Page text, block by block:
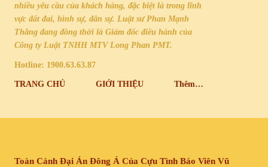
nhiều yêu cầu của khách hàng, đặc biệt là trong lĩnh
vực đất đai, hình sự, dân sự. Luật sư Phan Mạnh
Thăng đang đồng thời là Giám đốc điều hành của
Công ty Luật TNHH MTV Long Phan PMT.
Hotline: 1900.63.63.87
TRANG CHỦ GIỚI THIỆU Thêm…
Toàn Cảnh Đại Án Đông Á Của Cựu Tình Báo Viên Vũ